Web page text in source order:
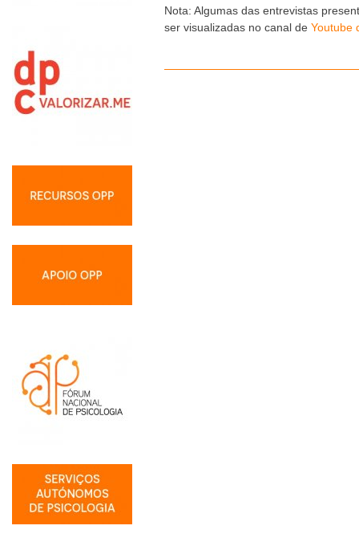
Nota: Algumas das entrevistas
ser visualizadas no canal de Youtube